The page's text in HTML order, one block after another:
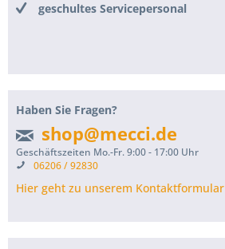
geschultes Servicepersonal
Haben Sie Fragen?
shop@mecci.de
Geschäftszeiten Mo.-Fr. 9:00 - 17:00 Uhr
06206 / 92830
Hier geht zu unserem Kontaktformular